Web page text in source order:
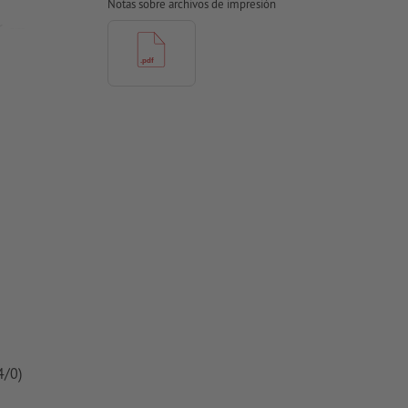
para papel
Notas sobre archivos de impresión
0)